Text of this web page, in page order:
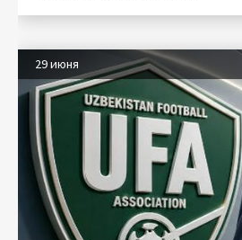
29 июня